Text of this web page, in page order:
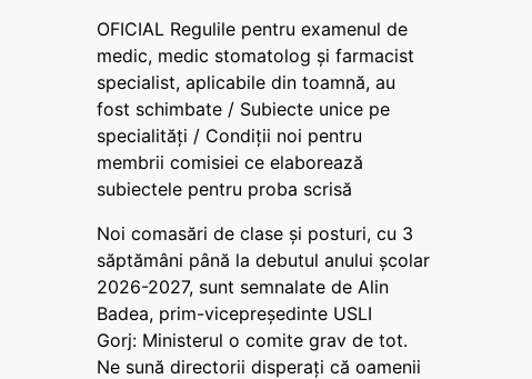
OFICIAL Regulile pentru examenul de
medic, medic stomatolog și farmacist
specialist, aplicabile din toamnă, au
fost schimbate / Subiecte unice pe
specialități / Condiții noi pentru
membrii comisiei ce elaborează
subiectele pentru proba scrisă
Noi comasări de clase și posturi, cu 3
săptămâni până la debutul anului școlar
2026-2027, sunt semnalate de Alin
Badea, prim-vicepreședinte USLI
Gorj: Ministerul o comite grav de tot.
Ne sună directorii disperați că oamenii